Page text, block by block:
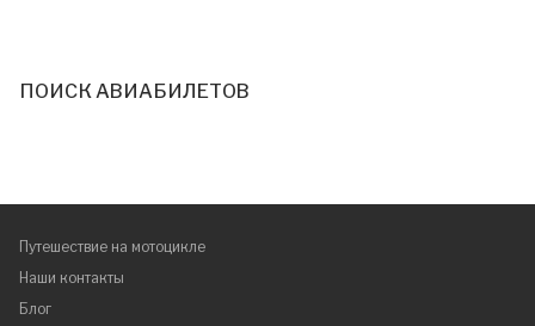
ПОИСК АВИАБИЛЕТОВ
Путешествие на мотоцикле
Наши контакты
Блог